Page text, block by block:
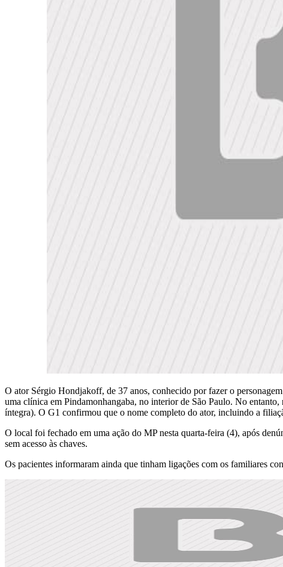
O ator Sérgio Hondjakoff, de 37 anos, conhecido por fazer o
uma clínica em Pindamonhangaba, no interior de São Paulo. No
íntegra). O G1 confirmou que o nome completo do ator, incluindo a
O local foi fechado em uma ação do MP nesta quarta-feira (4), após
sem acesso às chaves.
Os pacientes informaram ainda que tinham ligações com os familiares